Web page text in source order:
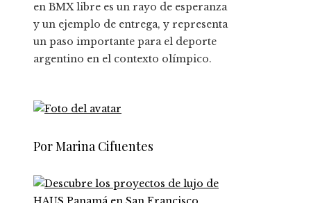
en BMX libre es un rayo de esperanza
y un ejemplo de entrega, y representa
un paso importante para el deporte
argentino en el contexto olímpico.
Por Marina Cifuentes